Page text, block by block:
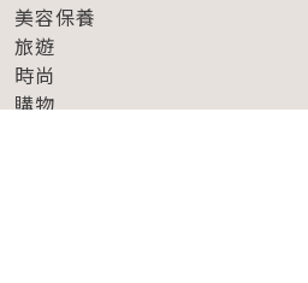
美容保養
旅遊
時尚
購物